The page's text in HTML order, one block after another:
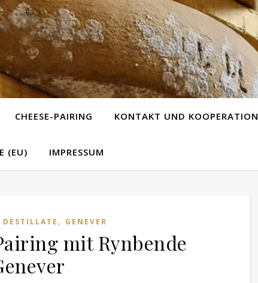
CHEESE-PAIRING KONTAKT UND KOOPERATION
(EU) IMPRESSUM
DESTILLATE , GENEVER
mit Rynbende